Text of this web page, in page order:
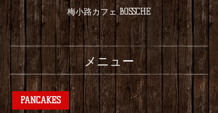
梅小路カフェ BOSSCHE
メニュー
PANCAKES